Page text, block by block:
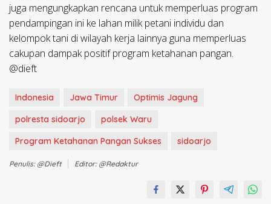
juga mengungkapkan rencana untuk memperluas program
pendampingan ini ke lahan milik petani individu dan
kelompok tani di wilayah kerja lainnya guna memperluas
cakupan dampak positif program ketahanan pangan.
@dieft
Indonesia Jawa Timur
Optimis Jagung
polresta sidoarjo
polsek Waru
Program Ketahanan Pangan Sukses
sidoarjo
Penulis: @dieft Editor: @redaktur